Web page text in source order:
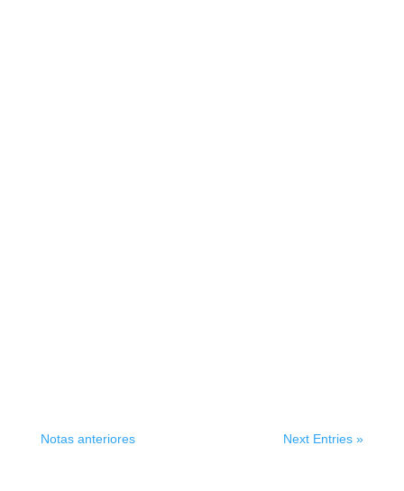
Notas anteriores Next Entries »